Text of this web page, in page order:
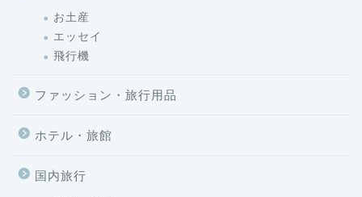
お土産
エッセイ
飛行機
ファッション・旅行用品
ホテル・旅館
国内旅行